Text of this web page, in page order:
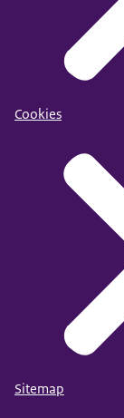
Cookies
Sitemap